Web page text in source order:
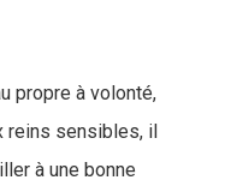
propre à volonté,
reins sensibles, il
à une bonne